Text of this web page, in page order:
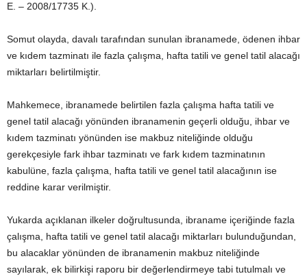
E. – 2008/17735 K.).
Somut olayda, davalı tarafından sunulan ibranamede, ödenen ihbar
ve kıdem tazminatı ile fazla çalışma, hafta tatili ve genel tatil alacağı
miktarları belirtilmiştir.
Mahkemece, ibranamede belirtilen fazla çalışma hafta tatili ve
genel tatil alacağı yönünden ibranamenin geçerli olduğu, ihbar ve
kıdem tazminatı yönünden ise makbuz niteliğinde olduğu
gerekçesiyle fark ihbar tazminatı ve fark kıdem tazminatının
kabulüne, fazla çalışma, hafta tatili ve genel tatil alacağının ise
reddine karar verilmiştir.
Yukarda açıklanan ilkeler doğrultusunda, ibraname içeriğinde fazla
çalışma, hafta tatili ve genel tatil alacağı miktarları bulunduğundan,
bu alacaklar yönünden de ibranamenin makbuz niteliğinde
sayılarak, ek bilirkişi raporu bir değerlendirmeye tabi tutulmalı ve